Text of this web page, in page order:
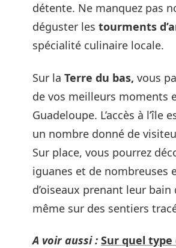
détente. Ne manquez pas
déguster les tourments
spécialité culinaire locale.
Sur la Terre du bas, vous
de vos meilleurs moments
Guadeloupe. L’accès à l’île
un nombre donné de
Sur place, vous pourrez
iguanes et de nombreuses
d’oiseaux prenant leur bain
même sur des sentiers
A voir aussi : Sur quel